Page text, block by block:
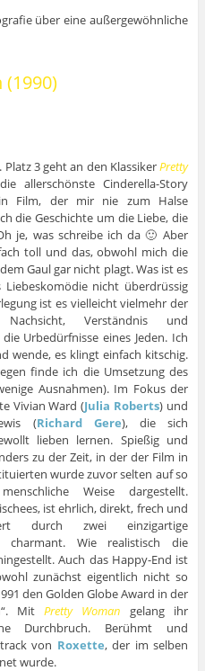
über eine außergewöhnliche
3 geht an den KlassikerPretty
allerschönste Cinderella-Story
Film, der mir nie zum Halse
die Geschichte um die Liebe, die
je, was schreibe ich da 🙂 Aber
toll und das, obwohl mich die
Gaul gar nicht plagt. Was ist es
Liebeskomödie nicht überdrüssig
ist es vielleicht vielmehr der
Verständnis und
Urbedürfnisse eines Jeden. Ich
wende, es klingt einfach kitschig.
finde ich die Umsetzung des
Ausnahmen). Im Fokus der
Vivian Ward (Julia Roberts) und
(Richard Gere), die sich
lieben lernen. Spießig und
zu der Zeit, in der der Film in
wurde zuvor selten auf so
Weise dargestellt.
ist ehrlich, direkt, frech und
durch zwei einzigartige
charmant. Wie realistisch die
Auch das Happy-End ist
zunächst eigentlich nicht so
den Golden Globe Award in der
MitPretty Woman gelang ihr
Durchbruch. Berühmt und
von Roxette, der im selben
wurde.